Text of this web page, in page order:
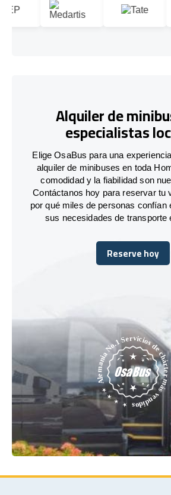
Alquiler de
especialistas
Elige OsaBus para una
alquiler de minibuses en toda
comodidad y la fiabilidad son
Contáctanos hoy para reservar tu
por qué miles de personas confían
sus necesidades de transporte
Reserve hoy
Reserve hoy